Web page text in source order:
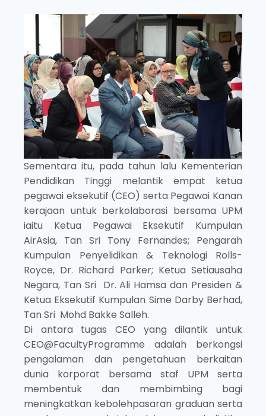
Sementara itu, pada tahun lalu Kementerian
Pendidikan Tinggi melantik empat ketua
pegawai eksekutif (CEO) serta Pegawai Kanan
kerajaan untuk berkolaborasi bersama UPM
iaitu Ketua Pegawai Eksekutif Kumpulan
AirAsia, Tan Sri Tony Fernandes; Pengarah
Kumpulan Penyelidikan & Teknologi Rolls-
Royce, Dr. Richard Parker; Ketua Setiausaha
Negara, Tan Sri Dr. Ali Hamsa dan Presiden &
Ketua Eksekutif Kumpulan Sime Darby Berhad,
Tan Sri Mohd Bakke Salleh.
Di antara tugas CEO yang dilantik untuk
CEO@FacultyProgramme adalah berkongsi
pengalaman dan pengetahuan berkaitan
dunia korporat bersama staf UPM serta
membentuk dan membimbing bagi
meningkatkan kebolehpasaran graduan serta